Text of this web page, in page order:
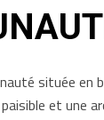
située en
et une